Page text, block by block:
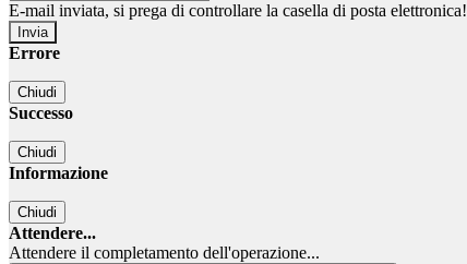
E-mail inviata, si prega di controllare la casella di posta elettronica!
Errore
Chiudi
Successo
Chiudi
Informazione
Chiudi
Attendere...
Attendere il completamento dell'operazione...